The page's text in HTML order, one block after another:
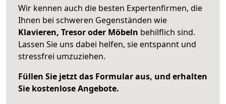
Wir kennen auch die besten Expertenfirmen, die
Ihnen bei schweren Gegenständen wie
Klavieren, Tresor oder Möbeln behilflich sind.
Lassen Sie uns dabei helfen, sie entspannt und
stressfrei umzuziehen.
Füllen Sie jetzt das Formular aus, und erhalten
Sie kostenlose Angebote.